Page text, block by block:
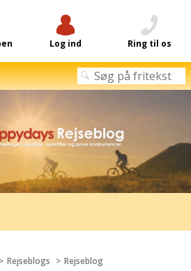
Log ind Ring til os
Rejseblogs Rejseblog